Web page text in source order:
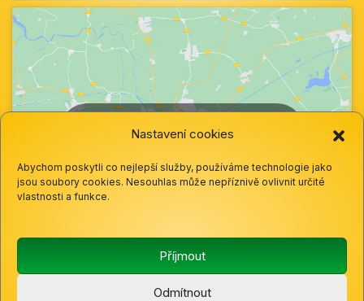
Nastavení cookies
Abychom poskytli co nejlepší služby, používáme technologie jako
jsou soubory cookies. Nesouhlas může nepříznivě ovlivnit určité
vlastnosti a funkce.
Příjmout
Odmítnout
cookie a povolte tento obsah